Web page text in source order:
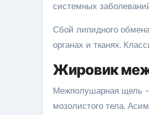
системных
Сбой липидного
органах и тканях.
Жировик
Межполушарная щель
мозолистого тела.